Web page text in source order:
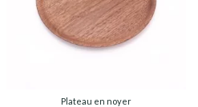
Plateau en noyer